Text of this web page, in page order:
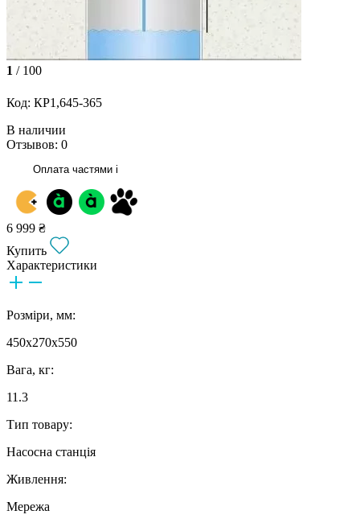
1 / 100
Код: КР1,645-365
В наличии
Отзывов: 0
Оплата частями i
6 999 ₴
Купить
Характеристики
Розміри, мм:
450x270x550
Вага, кг:
11.3
Тип товару:
Насосна станція
Живлення:
Мережа